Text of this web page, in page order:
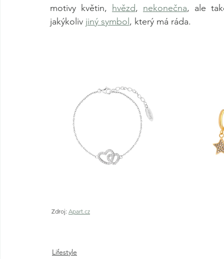
motivy květin, hvězd, nekonečna, ale
jakýkoliv jiný symbol, který má ráda.
Zdroj: Apart.cz
Lifestyle